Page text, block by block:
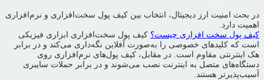
در بحث امنیت ارز دیجیتال، انتخاب بین کیف پول سخت‌افزاری و نرم‌افزاری
اهمیت دارد.
کیف پول سخت‌ افزاری چیست؟ کیف پول سخت‌افزاری ابزاری فیزیکی
است که کلیدهای خصوصی را به‌صورت آفلاین نگه‌داری می‌کند و در برابر
هک اینترنتی مقاوم است. در مقابل، کیف پول‌های نرم‌افزاری روی
دستگاه‌های متصل به اینترنت نصب می‌شوند و در برابر حملات سایبری
آسیب‌پذیرتر هستند.